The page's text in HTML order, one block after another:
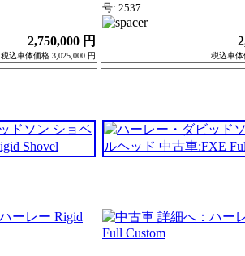
2,750,000 円
税込車体価格 3,025,000 円
号: 2537
税込車体